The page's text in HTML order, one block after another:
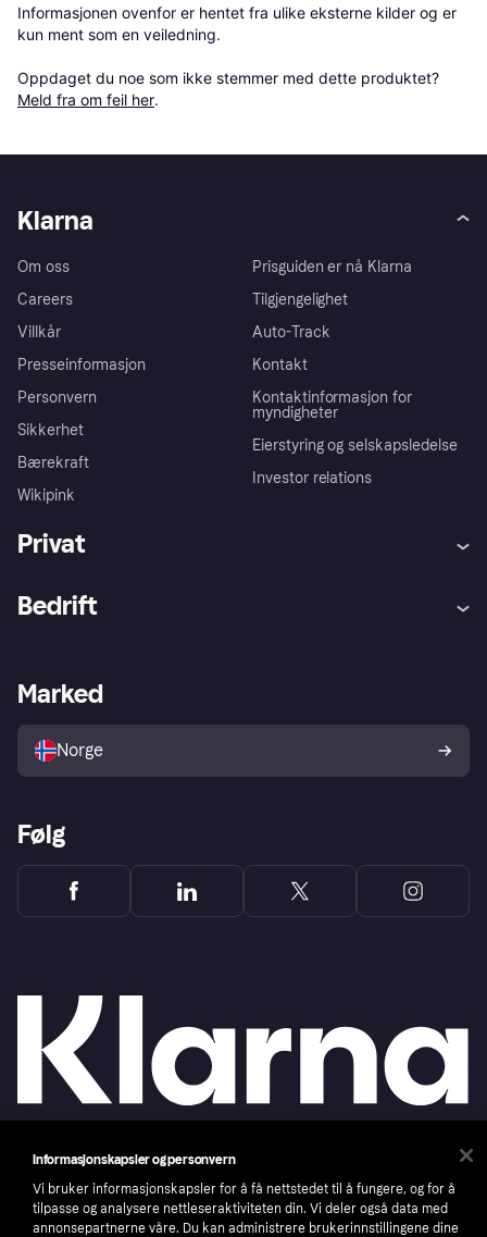
Informasjonen ovenfor er hentet fra ulike eksterne kilder og er
kun ment som en veiledning.
Oppdaget du noe som ikke stemmer med dette produktet?
Meld fra om feil her.
Klarna
Om oss
Careers
Villkår
Presseinformasjon
Personvern
Sikkerhet
Bærekraft
Wikipink
Prisguiden er nå Klarna
Tilgjengelighet
Auto-Track
Kontakt
Kontaktinformasjon for
myndigheter
Eierstyring og selskapsledelse
Investor relations
Privat
Utforsk butikker
Bedrift
Merchant portal
Marked
Norge
Følg
Copyright © 2005-2026 Klarna Bank AB (publ). Headquarters: Stockholm, Sweden. All
rights reserved. Klarna Bank AB (publ). Sveavägen 46, 111 34 Stockholm. Organization
number: 556737-0431
CookiesKlarna.com
Informasjonskapsler og personvern
Vi bruker informasjonskapsler for å få nettstedet til å fungere, og for å
tilpasse og analysere nettleseraktiviteten din. Vi deler også data med
annonsepartnerne våre. Du kan administrere brukerinnstillingene dine